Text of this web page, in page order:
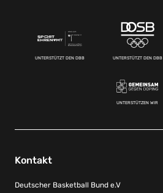
UNTERSTÜTZT DEN DBB UNTERSTÜTZT DEN DBB
UNTERSTÜTZEN WIR
Kontakt
Deutscher Basketball Bund e.V